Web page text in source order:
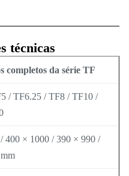
técnicas
completos da série TF
/ TF6.25 / TF8 / TF10 /
400 × 1000 / 390 × 990 /